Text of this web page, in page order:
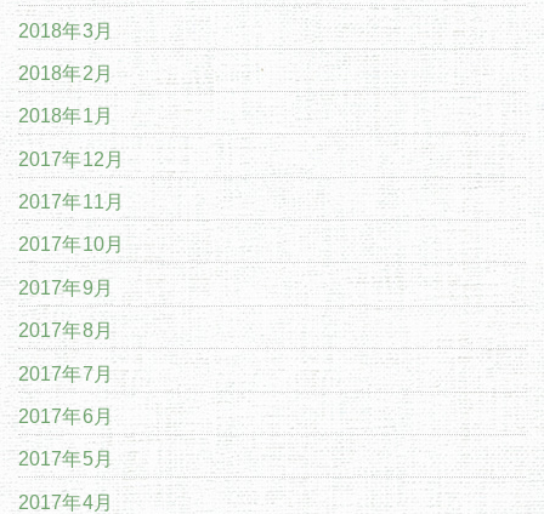
2018年3月
2018年2月
2018年1月
2017年12月
2017年11月
2017年10月
2017年9月
2017年8月
2017年7月
2017年6月
2017年5月
2017年4月